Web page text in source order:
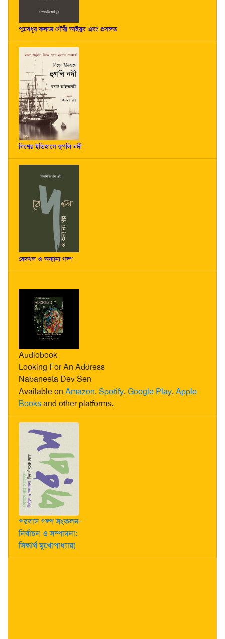
পুত্রবধূর কলমে গৌরী আইয়ুব এবং প্রসঙ্গত
বিশ্বের ইতিহাসে হুগলি নদী
বেদখল ও অন্যান্য গল্প
Audiobook
Looking For An Address
Nabaneeta Dev Sen
Available on Amazon, Spotify, Google Play, Apple
Booksand other platforms.
পরবাস গল্প সংকলন-
নির্বাচন ও সম্পাদনা:
সিদ্ধার্থ মুখোপাধ্যায়)